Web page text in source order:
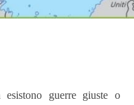
esistono guerre giuste o